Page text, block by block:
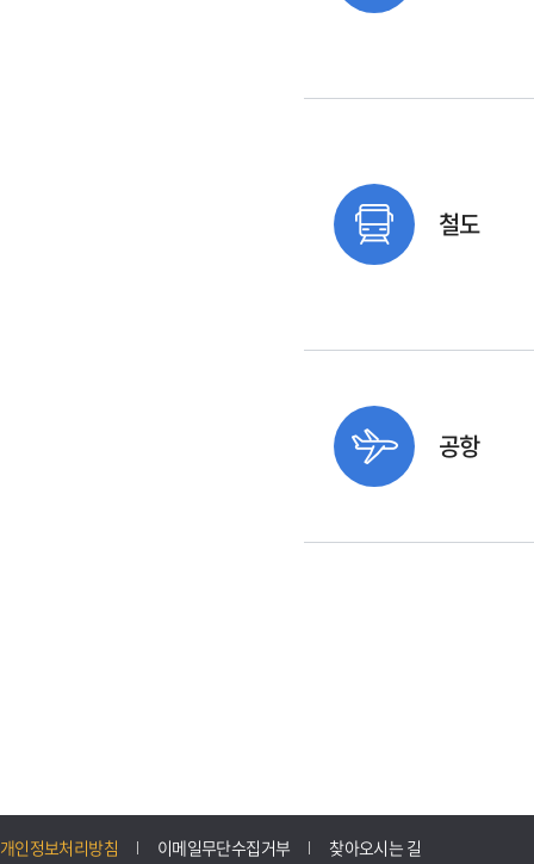
철도
공항
개인정보처리방침 이메일무단수집거부 찾아오시는 길